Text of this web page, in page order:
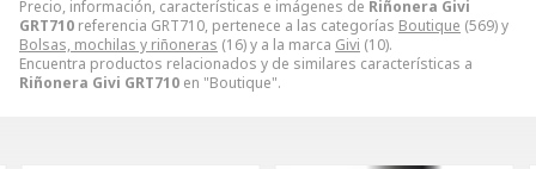
Precio, información, características e imágenes de Riñonera Givi
GRT710 referencia GRT710, pertenece a las categorías Boutique (569) y
Bolsas, mochilas y riñoneras (16) y a la marca Givi (10).
Encuentra productos relacionados y de similares características a
Riñonera Givi GRT710 en "Boutique".